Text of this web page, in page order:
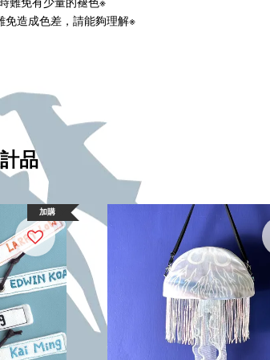
難免有少量的褪色※
免造成色差，請能夠理解※
品
加購